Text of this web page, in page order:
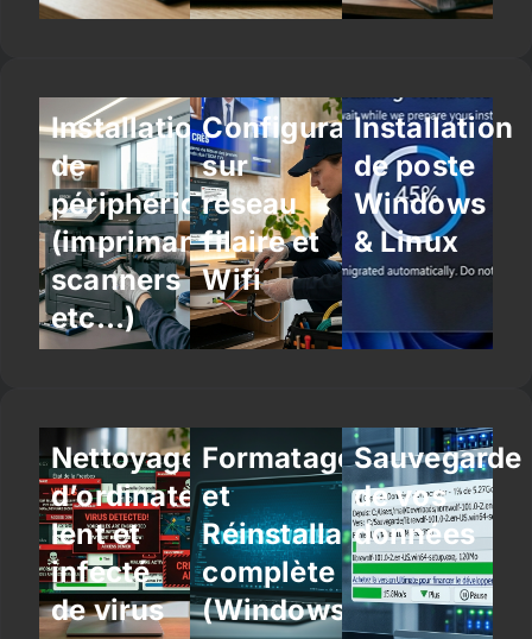
Installation
de
périphériques
(imprimantes,
scanners
etc…)
Configuration
sur
réseau
filaire et
Wifi
Installation
de poste
Windows
& Linux
Nettoyage
d’ordinateur
lent et
infecté
de virus
Formatage
et
Réinstallation
complète
(Windows/Linux)
Sauvegarde
de vos
données